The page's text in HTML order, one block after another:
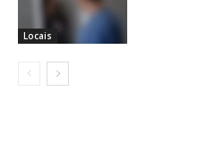
Locais